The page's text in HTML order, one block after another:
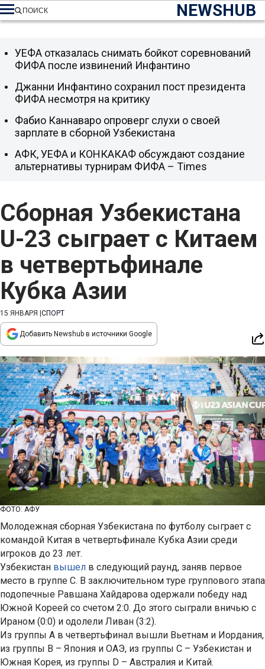
NEWSHUB
ПОИСК
Сборная Узбекистана
U-23 сыграет с Китаем
в четвертьфинале
Кубка Азии
15 ЯНВАРЯ СПОРТ
Добавить Newshub в источники Google
ФОТО: АФУ
Молодежная сборная Узбекистана по футболу сыграет с
командой Китая в четвертьфинале Кубка Азии среди
игроков до 23 лет.
Узбекистан вышел в следующий раунд, заняв первое
место в группе C. В заключительном туре группового этапа
подопечные Равшана Хайдарова одержали победу над
Южной Кореей со счетом 2:0. До этого сыграли вничью с
Ираном (0:0) и одолели Ливан (3:2).
Из группы A в четвертьфинал вышли Вьетнам и Иордания,
из группы B – Япония и ОАЭ, из группы C – Узбекистан и
Южная Корея, из группы D – Австралия и Китай.
УЕФА отказалась снимать бойкот соревнований
ФИФА после извинений Инфантино
Джанни Инфантино сохранил пост президента
ФИФА несмотря на критику
Фабио Каннаваро опроверг слухи о своей
зарплате в сборной Узбекистана
АФК, УЕФА и КОНКАКАФ обсуждают создание
альтернативы турнирам ФИФА – Times